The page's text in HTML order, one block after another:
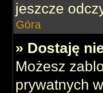
jeszcze
Góra
» Dostaję
Możesz
prywatnych